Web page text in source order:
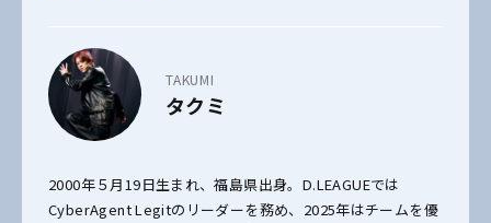
TAKUMI
タクミ
2000年５月19日生まれ、福島県出身。D.LEAGUEでは
CyberAgent Legitのリーダーを務め、2025年はチームを優